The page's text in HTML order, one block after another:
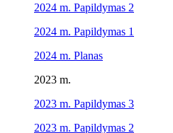
2024 m. Papildymas 2
2024 m. Papildymas 1
2024 m. Planas
2023 m.
2023 m. Papildymas 3
2023 m. Papildymas 2